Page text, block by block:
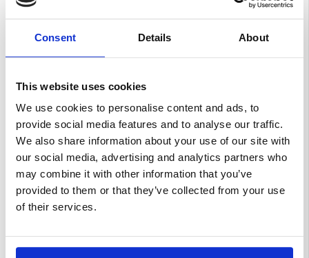
Consent Details About
This website uses cookies
We use cookies to personalise content and ads, to
provide social media features and to analyse our traffic.
We also share information about your use of our site with
our social media, advertising and analytics partners who
may combine it with other information that you’ve
provided to them or that they’ve collected from your use
of their services.
2014
Febbraio
2014
Novembre
2013
2013
Settembre
2013
Agosto
2013
Giugno